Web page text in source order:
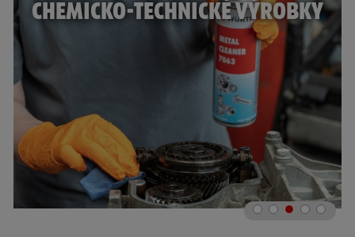
STROJE